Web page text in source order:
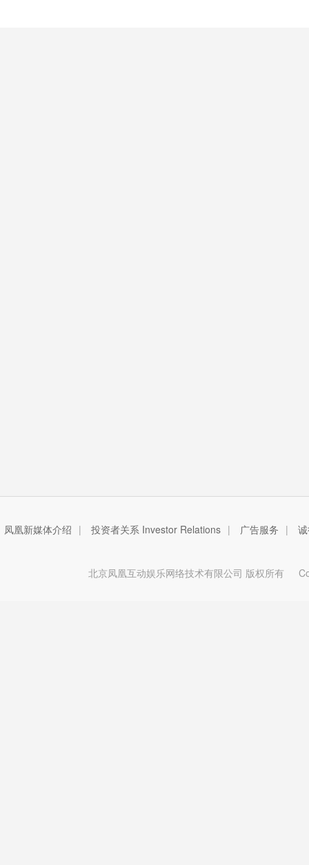
凤凰新媒体介绍 | 投资者关系 Investor Relations | 广告服务 |
北京凤凰互动娱乐网络技术有限公司 版权所有